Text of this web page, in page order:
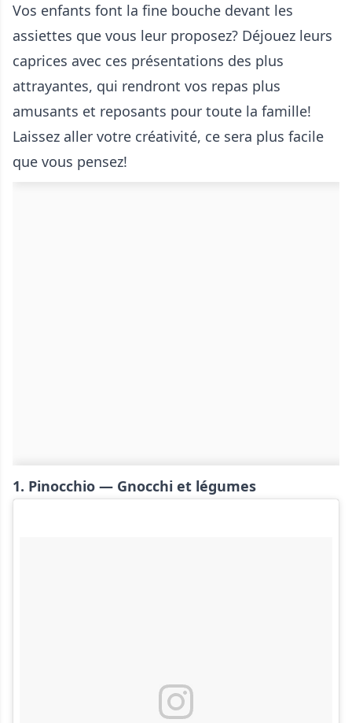
Vos enfants font la fine bouche devant les
assiettes que vous leur proposez? Déjouez leurs
caprices avec ces présentations des plus
attrayantes, qui rendront vos repas plus
amusants et reposants pour toute la famille!
Laissez aller votre créativité, ce sera plus facile
que vous pensez!
1. Pinocchio — Gnocchi et légumes